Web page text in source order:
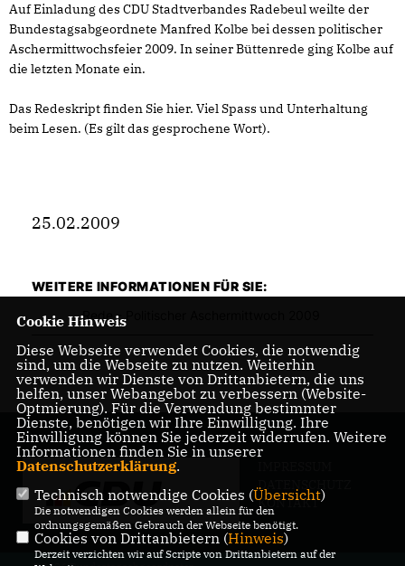
Auf Einladung des CDU Stadtverbandes Radebeul weilte der
Bundestagsabgeordnete Manfred Kolbe bei dessen politischer
Aschermittwochsfeier 2009. In seiner Büttenrede ging Kolbe auf
die letzten Monate ein.
Das Redeskript finden Sie hier. Viel Spass und Unterhaltung
beim Lesen. (Es gilt das gesprochene Wort).
25.02.2009
WEITERE INFORMATIONEN FÜR SIE:
Rede - Politischer Aschermittwoch 2009
DATENSCHUTZ
KONTAKT
Cookie Hinweis
Diese Webseite verwendet Cookies, die notwendig
sind, um die Webseite zu nutzen. Weiterhin
verwenden wir Dienste von Drittanbietern, die uns
helfen, unser Webangebot zu verbessern (Website-
Optmierung). Für die Verwendung bestimmter
Dienste, benötigen wir Ihre Einwilligung. Ihre
Einwilligung können Sie jederzeit widerrufen. Weitere
Informationen finden Sie in unserer
Datenschutzerklärung.
Technisch notwendige Cookies (Übersicht)
Die notwendigen Cookies werden allein für den
ordnungsgemäßen Gebrauch der Webseite benötigt.
Cookies von Drittanbietern (Hinweis)
Derzeit verzichten wir auf Scripte von Drittanbietern auf der